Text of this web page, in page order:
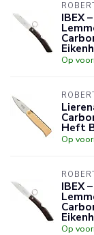
IBEX
Op
Heft
Op
IBEX
Op